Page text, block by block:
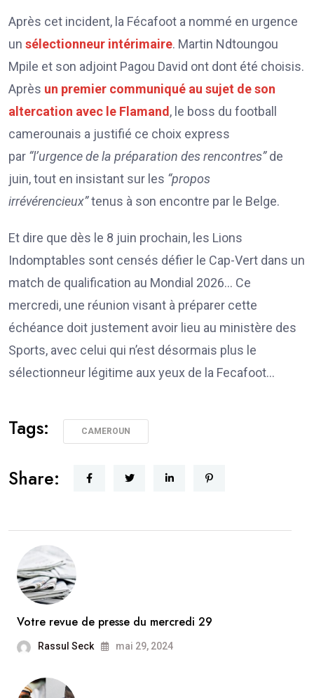
Après cet incident, la Fécafoot a nommé en urgence
un sélectionneur intérimaire. Martin Ndtoungou
Mpile et son adjoint Pagou David ont dont été choisis.
Après un premier communiqué au sujet de son
altercation avec le Flamand , le boss du football
camerounais a justifié ce choix express
par “l’urgence de la préparation des rencontres”de
juin, tout en insistant sur les “propos
irrévérencieux”tenus à son encontre par le Belge.
Et dire que dès le 8 juin prochain, les Lions
Indomptables sont censés défier le Cap-Vert dans un
match de qualification au Mondial 2026… Ce
mercredi, une réunion visant à préparer cette
échéance doit justement avoir lieu au ministère des
Sports, avec celui qui n’est désormais plus le
sélectionneur légitime aux yeux de la Fecafoot…
Tags: CAMEROUN
Share:
Votre revue de presse du mercredi 29
Rassul Seck mai 29, 2024